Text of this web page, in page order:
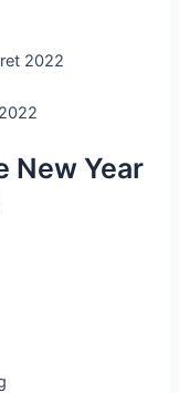
2022
New Year